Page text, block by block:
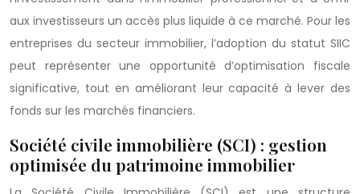
aux investisseurs un accès plus liquide à ce marché. Pour les
entreprises du secteur immobilier, l’adoption du statut SIIC
peut représenter une opportunité d’optimisation fiscale
significative, tout en améliorant leur capacité à lever des
fonds sur les marchés financiers.
Société civile immobilière (SCI) : gestion
optimisée du patrimoine immobilier